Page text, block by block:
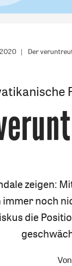
Der
zeigen:
immer noch
die
Von